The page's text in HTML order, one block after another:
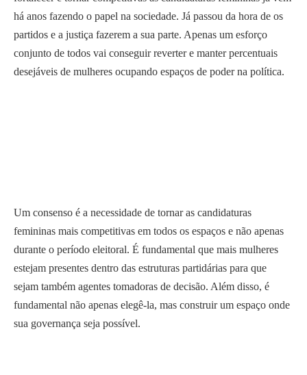
há anos fazendo o papel na sociedade. Já passou da hora de os
partidos e a justiça fazerem a sua parte. Apenas um esforço
conjunto de todos vai conseguir reverter e manter percentuais
desejáveis de mulheres ocupando espaços de poder na política.
Um consenso é a necessidade de tornar as candidaturas
femininas mais competitivas em todos os espaços e não apenas
durante o período eleitoral. É fundamental que mais mulheres
estejam presentes dentro das estruturas partidárias para que
sejam também agentes tomadoras de decisão. Além disso, é
fundamental não apenas elegê-la, mas construir um espaço onde
sua governança seja possível.